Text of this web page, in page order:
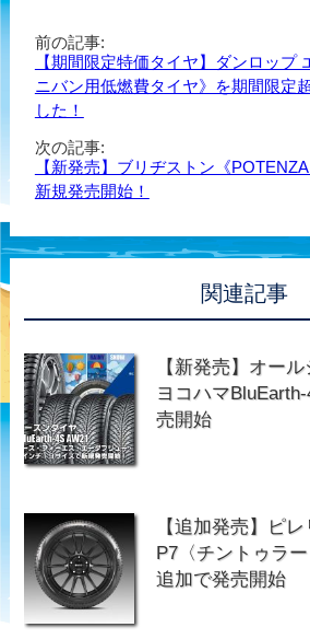
前の記事:
【期間限定特価タイヤ】ダンロップ
ニバン用低燃費タイヤ》を期間限定
した！
次の記事:
【新発売】ブリヂストン《
新規発売開始！
関連記事
【新発売】オー
ヨコハマ
売開始
【追加発売】ピ
P7〈チントゥラ
追加で発売開始